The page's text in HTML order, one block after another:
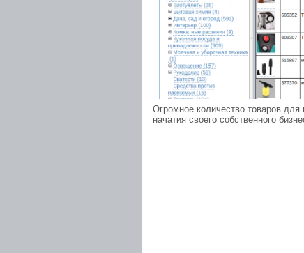
Огромное количество товаров
начатия своего собственного